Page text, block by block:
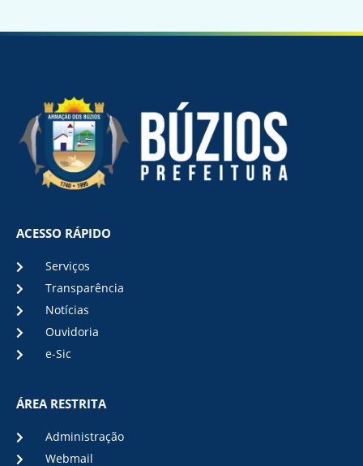
ACESSO RÁPIDO
Serviços
Transparência
Notícias
Ouvidoria
e-Sic
ÁREA RESTRITA
Administração
Webmail